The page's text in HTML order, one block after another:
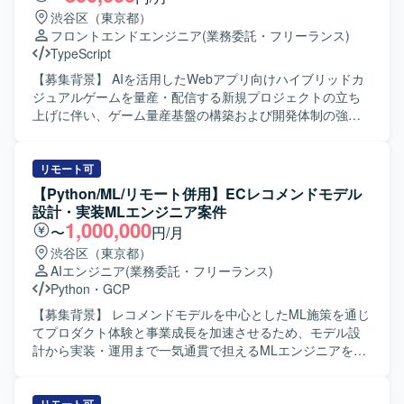
実行まで一貫して推進できる裁量の大きいポジションで
す。複雑なゲームロジックや大規模トラフィックへの対応
など、チャレンジングな技術課題に向き合いながら、プロ
ダクトの体験価値向上に直結する品質保証に携わることが
できます。高速な開発サイクルの中で、QAとしての専門性
とエンジニアリングスキルを同時に磨くことができる環境
です。 【開発環境】 言語はGoを中心に利用しておりま
ビスを活用しています。通信方式としてgRPCやProtocol
Buffersを用いた構成となっております。CI/CDにはGitHub
ActionsやCloud Buildを利用し、構成管理にはTerraformを
使用しています。モニタリングにはCloud Monitoring、
Cloud Logging、Cloud Traceを導入し、分析基盤として
BigQueryやLooker Studioを利用しています。AIやLLM関連
では各種ツールを活用し、GitHubやSlack、Notion、Figma
などを組み合わせたアジャイル開発体制を敷いておりま
す。
ロセスに関わることができます。 【開発環境】 生成AI技術
やLLMを活用したPoC開発およびAIアプリケーション開発を
行っていただきます。
します。
渋谷区（東京都）
フロントエンドエンジニア(業務委託・フリーランス)
TypeScript
【募集背景】 AIを活用したWebアプリ向けハイブリッドカ
ジュアルゲームを量産・配信する新規プロジェクトの立ち
上げに伴い、ゲーム量産基盤の構築および開発体制の強化
基盤の構築をご担当いただきます。AIコーディングツール
を前提とした新しい開発スタイルを取り入れながら、機能
要求を満たすシステムの設計・開発に加え、ゲーム量産を
支える共通基盤の設計・実装に携わっていただきます。ま
た、ご自身で企画・設計したゲームを実際に開発し、両ス
トアへ配信していただくことも可能なポジションです。
【求める人物像】 技術への高い興味関心があり自発的にキ
ャッチアップできる方、自発的にコミュニケーションを取
りプロジェクトを進められる方、常により良いモノづくり
を追求できる方を求めております。 【ポジションの魅力】
開発基盤の構築に携わりながらご自身でもゲーム開発を担
リモート可
【Python/ML/リモート併用】ECレコメンドモデル
設計・実装MLエンジニア案件
〜1,000,000円/月
渋谷区（東京都）
AIエンジニア(業務委託・フリーランス)
Python ・ GCP
【募集背景】 レコメンドモデルを中心としたML施策を通じ
てプロダクト体験と事業成長を加速させるため、モデル設
計から実装・運用まで一気通貫で担えるMLエンジニアを募